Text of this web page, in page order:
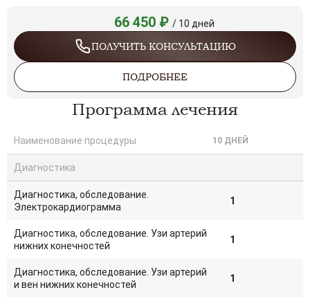
66 450 ₽ / 10 дней
ПОЛУЧИТЬ КОНСУЛЬТАЦИЮ
ПОДРОБНЕЕ
Программа лечения
Наименование процедуры 10 ДНЕЙ
Диагностика
Диагностика, обследование.
Электрокардиограмма
1
Диагностика, обследование. Узи артерий
нижних конечностей
1
Диагностика, обследование. Узи артерий
и вен нижних конечностей
1